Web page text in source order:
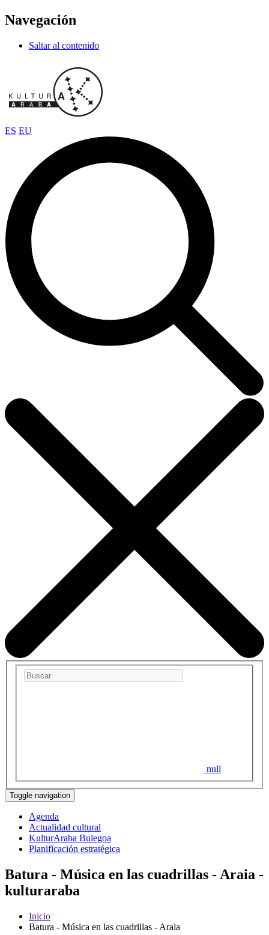
Navegación
Saltar al contenido
ES EU
null
Toggle navigation
Agenda
Actualidad cultural
KulturAraba Bulegoa
Planificación estratégica
Batura - Música en las cuadrillas - Araia -
kulturaraba
Inicio
Batura - Música en las cuadrillas - Araia